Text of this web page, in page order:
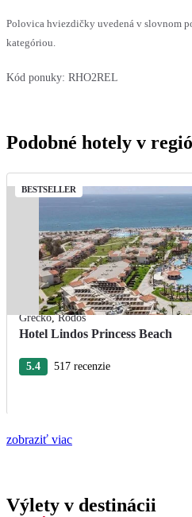
Polovica hviezdičky uvedená v slovnom
kategóriou.
Kód ponuky: RHO2REL
Podobné hotely v
BESTSELLER
Grécko,Rodos
Hotel Lindos Princess Beach
5.4
517 recenzie
zobraziť viac
Výlety v destinácii